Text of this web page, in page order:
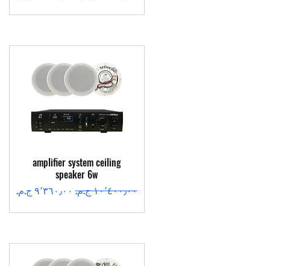
العرض السريع
amplifier system ceiling
speaker 6w
سعر عادي‏١٠٬٤٠٠٫٠٠ ج.م.‏ سعر البيع